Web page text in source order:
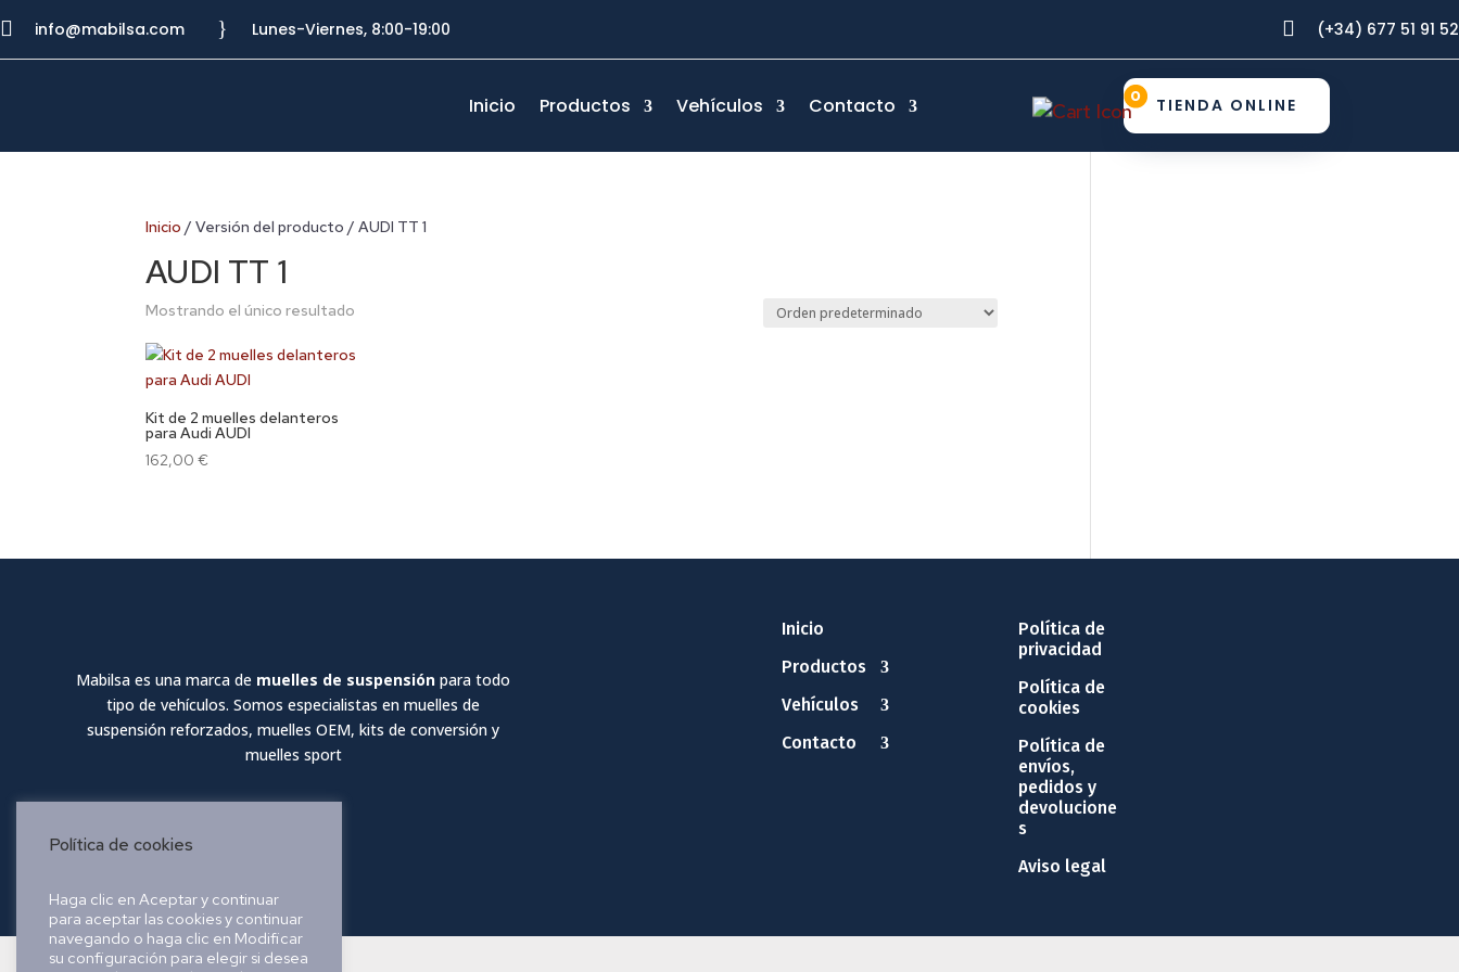
 info@mabilsa.com } Lunes-Viernes, 8:00-19:00  (+34) 677 51 91 52
Inicio Productos Vehículos Contacto TIENDA ONLINE
0
Inicio / Versión del producto / AUDI TT 1
AUDI TT 1
Mostrando el único resultado
Kit de 2 muelles delanteros
para Audi AUDI
162,00€
Mabilsa es una marca de muelles de suspensión para todo
tipo de vehículos. Somos especialistas en muelles de
suspensión reforzados, muelles OEM, kits de conversión y
muelles sport
Inicio
Productos
Vehículos
Contacto
Política de
privacidad
Política de
cookies
Política de
envíos,
pedidos y
devolucione
s
Aviso legal
Política de cookies
Haga clic en Aceptar y continuar
para aceptar las cookies y continuar
navegando o haga clic en Modificar
su configuración para elegir si desea